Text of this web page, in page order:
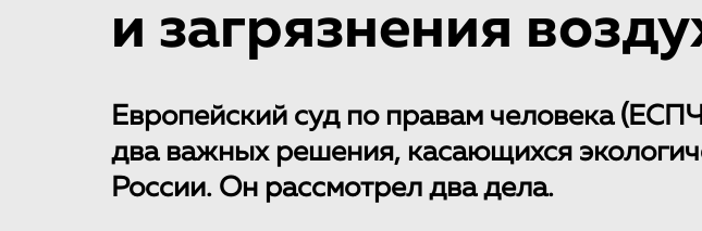
и загрязнения
Европейский суд по правам человека
два важных решения, касающихся
России. Он рассмотрел два дела.